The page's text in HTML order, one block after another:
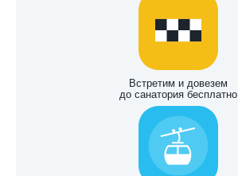
Встретим и довезем
до санатория бесплатно